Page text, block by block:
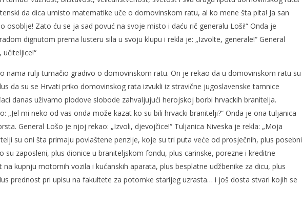
slatina.net
14.03.2017.
da dica umisto matematike uče o domovinskom ratu, al ko mene šta pita! Ja san
osoblje! Zato ću se ja sad povuć na svoje misto i daću rič generalu Loši!“ Onda je
dignutom prema lusteru sila u svoju klupu i rekla je: „Izvolte, generale!“ General
učiteljice!“
nama rulji tumačio gradivo o domovinskom ratu. On je rekao da u domovinskom ratu su
da su se Hrvati priko domovinskog rata izvukli iz stravične jugoslavenske tamnice
danas uživamo plodove slobode zahvaljujući herojskoj borbi hrvackih branitelja.
„Jel mi neko od vas onda može kazat ko su bili hrvacki branitelji?“ Onda je ona tuljanica
General Lošo je njoj rekao: „Izvoli, djevojčice!“ Tuljanica Niveska je rekla: „Moja
su oni šta primaju povlaštene penzije, koje su tri puta veće od prosječnih, plus posebni
su zaposleni, plus dionice u braniteljskom fondu, plus carinske, porezne i kreditne
na kupnju motornih vozila i kućanskih aparata, plus besplatne udžbenike za dicu, plus
prednost pri upisu na fakultete za potomke starijeg uzrasta… i još dosta stvari kojih se